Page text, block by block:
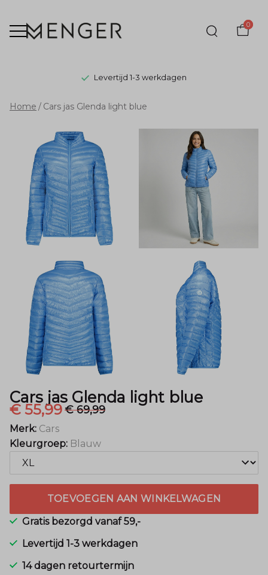
0
Levertijd 1-3 werkdagen
Cars
Glenda
light
blue
Menger
Mode
Home Cars jas Glenda light blue
Cars jas Glenda light blue
€ 55,99€ 69,99
Merk: Cars
Kleurgroep: Blauw
TOEVOEGEN AAN WINKELWAGEN
Gratis bezorgd vanaf 59,-
Levertijd 1-3 werkdagen
14 dagen retourtermijn